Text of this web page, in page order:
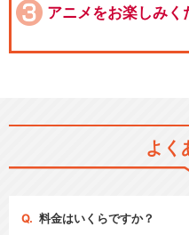
アニメをお楽しみく
よく
料金はいくらですか？